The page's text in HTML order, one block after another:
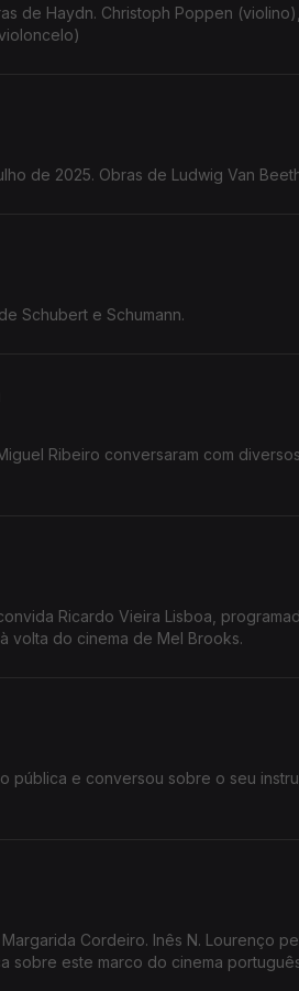
de Haydn. Christoph Poppen
de 2025. Obras de Ludwig Van
Schubert e Schumann.
Ribeiro conversaram com
Ricardo Vieira Lisboa,
volta do cinema de Mel Brooks.
pública e conversou sobre o seu
Cordeiro. Inês N. Lourenço
sobre este marco do cinema